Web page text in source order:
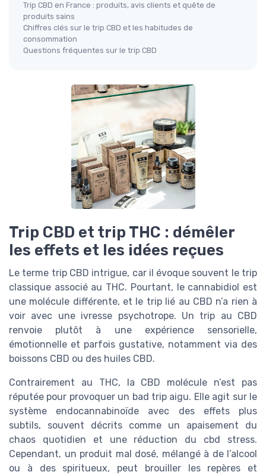
Trip CBD en France : produits, avis clients et quête de
produits sains
Chiffres clés sur le trip CBD et les habitudes de
consommation
Questions fréquentes sur le trip CBD
Trip CBD et trip THC : démêler
les effets et les idées reçues
Le terme trip CBD intrigue, car il évoque souvent le trip
classique associé au THC. Pourtant, le cannabidiol est
une molécule différente, et le trip lié au CBD n’a rien à
voir avec une ivresse psychotrope. Un trip au CBD
renvoie plutôt à une expérience sensorielle,
émotionnelle et parfois gustative, notamment via des
boissons CBD ou des huiles CBD.
Contrairement au THC, la CBD molécule n’est pas
réputée pour provoquer un bad trip aigu. Elle agit sur le
système endocannabinoïde avec des effets plus
subtils, souvent décrits comme un apaisement du
chaos quotidien et une réduction du cbd stress.
Cependant, un produit mal dosé, mélangé à de l’alcool
ou à des spiritueux, peut brouiller les repères et